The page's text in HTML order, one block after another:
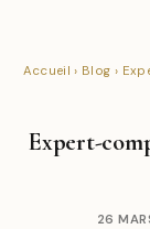
Accueil › Blog ›
Expert-
26